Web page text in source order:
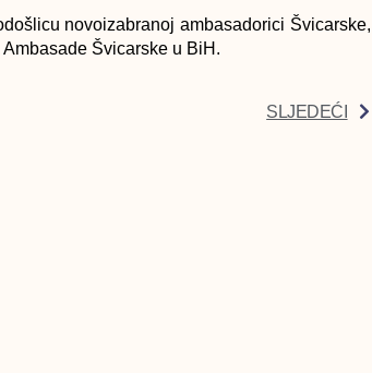
novoizabranoj ambasadorici Švicarske,
Švicarske u BiH.
SLJEDEĆI